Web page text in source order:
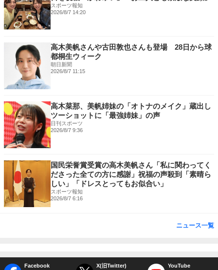
スポーツ報知
2026/8/7 14:20
高木美帆さんや古田敦也さんも登場 28日から球
都桐生ウィーク
朝日新聞
2026/8/7 11:15
高木菜那、美帆姉妹の「オトナのメイク」蔵出し
ツーショットに「最強姉妹」の声
日刊スポーツ
2026/8/7 9:36
国民栄誉賞受賞の高木美帆さん「私に関わってく
ださった全ての方に感謝」祝福の声殺到「素晴ら
しい」「ドレスとってもお似合い」
スポーツ報知
2026/8/7 6:16
ニュース一覧
Facebook X(旧Twitter) YouTube